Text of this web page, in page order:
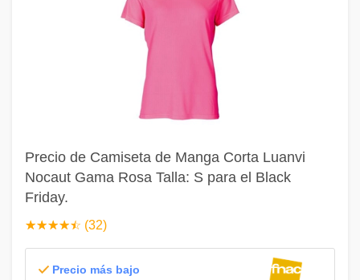
Precio de Camiseta de Manga Corta Luanvi
Nocaut Gama Rosa Talla: S para el Black
Friday.
☆☆☆☆☆
★★★★★ (32)
Precio más bajo